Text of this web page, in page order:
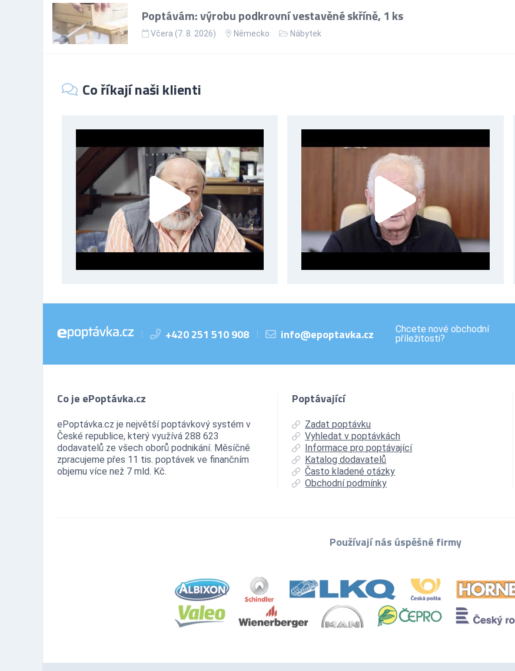
Poptávám: výrobu podkrovní vestavěné skříně, 1 ks
Včera (7. 8. 2026) Německo Nábytek
Co říkají naši klienti
| +420 251 510 908 | info@epoptavka.cz
Chcete nové obchodní
příležitosti?
Co je ePoptávka.cz
ePoptávka.cz je největší poptávkový systém v
České republice, který využívá 288 623
dodavatelů ze všech oborů podnikání. Měsíčně
zpracujeme přes 11 tis. poptávek ve finančním
objemu více než 7 mld. Kč.
Poptávající
Zadat poptávku
Vyhledat v poptávkách
Informace pro poptávající
Katalog dodavatelů
Často kladené otázky
Obchodní podmínky
Používají nás úspěšné firmy